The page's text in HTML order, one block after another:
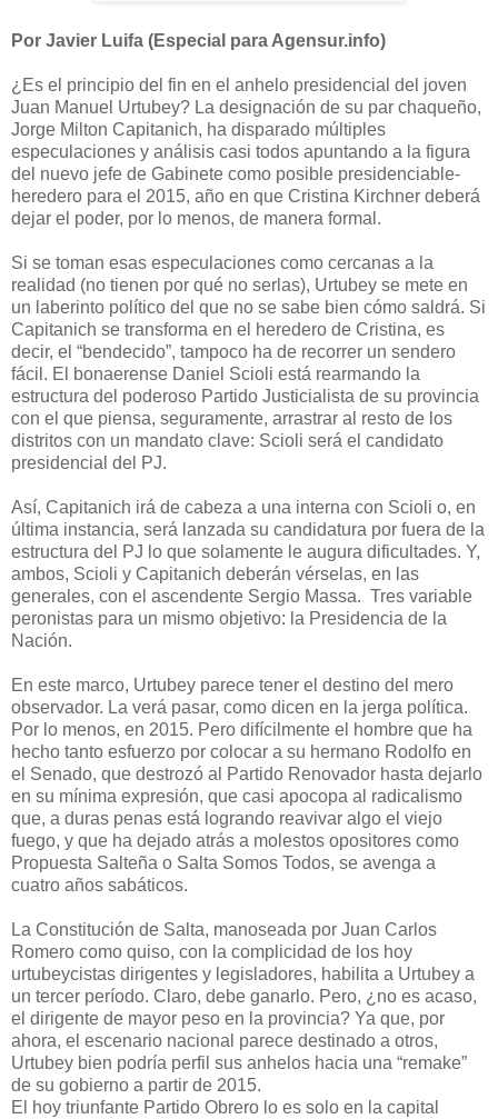
Por Javier Luifa (Especial para Agensur.info)
¿Es el principio del fin en el anhelo presidencial del joven
Juan Manuel Urtubey? La designación de su par chaqueño,
Jorge Milton Capitanich, ha disparado múltiples
especulaciones y análisis casi todos apuntando a la figura
del nuevo jefe de Gabinete como posible presidenciable-
heredero para el 2015, año en que Cristina Kirchner deberá
dejar el poder, por lo menos, de manera formal.
Si se toman esas especulaciones como cercanas a la
realidad (no tienen por qué no serlas), Urtubey se mete en
un laberinto político del que no se sabe bien cómo saldrá. Si
Capitanich se transforma en el heredero de Cristina, es
decir, el “bendecido”, tampoco ha de recorrer un sendero
fácil. El bonaerense Daniel Scioli está rearmando la
estructura del poderoso Partido Justicialista de su provincia
con el que piensa, seguramente, arrastrar al resto de los
distritos con un mandato clave: Scioli será el candidato
presidencial del PJ.
Así, Capitanich irá de cabeza a una interna con Scioli o, en
última instancia, será lanzada su candidatura por fuera de la
estructura del PJ lo que solamente le augura dificultades. Y,
ambos, Scioli y Capitanich deberán vérselas, en las
generales, con el ascendente Sergio Massa. Tres variable
peronistas para un mismo objetivo: la Presidencia de la
Nación.
En este marco, Urtubey parece tener el destino del mero
observador. La verá pasar, como dicen en la jerga política.
Por lo menos, en 2015. Pero difícilmente el hombre que ha
hecho tanto esfuerzo por colocar a su hermano Rodolfo en
el Senado, que destrozó al Partido Renovador hasta dejarlo
en su mínima expresión, que casi apocopa al radicalismo
que, a duras penas está logrando reavivar algo el viejo
fuego, y que ha dejado atrás a molestos opositores como
Propuesta Salteña o Salta Somos Todos, se avenga a
cuatro años sabáticos.
La Constitución de Salta, manoseada por Juan Carlos
Romero como quiso, con la complicidad de los hoy
urtubeycistas dirigentes y legisladores, habilita a Urtubey a
un tercer período. Claro, debe ganarlo. Pero, ¿no es acaso,
el dirigente de mayor peso en la provincia? Ya que, por
ahora, el escenario nacional parece destinado a otros,
Urtubey bien podría perfil sus anhelos hacia una “remake”
de su gobierno a partir de 2015.
El hoy triunfante Partido Obrero lo es solo en la capital